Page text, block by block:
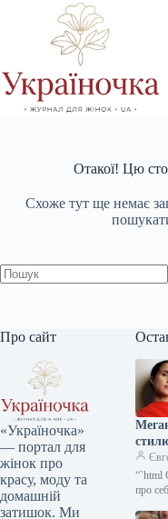
Отакої! Цю
Схоже тут ще немає
Про сайт
«Україночка»
— портал для
жінок про
красу, моду та
домашній
затишок. Ми
до
“`html
про